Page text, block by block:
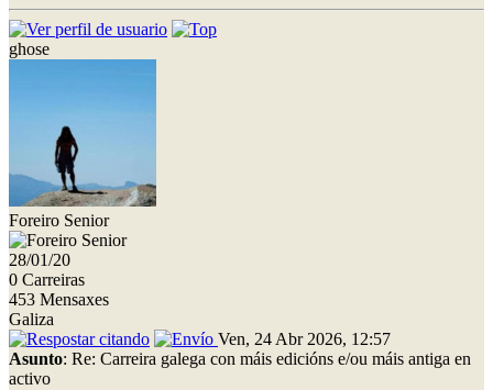
ghose
Foreiro Senior
28/01/20
0 Carreiras
453 Mensaxes
Galiza
Ven, 24 Abr 2026, 12:57
Asunto: Re: Carreira galega con máis edicións e/ou máis antiga en
activo